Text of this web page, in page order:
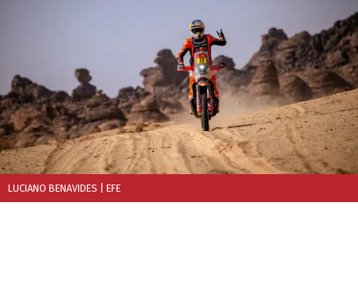
LUCIANO BENAVIDES | EFE